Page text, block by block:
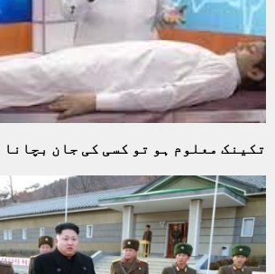
تکینک معلوم ہو تو کسی کی جان بچانا